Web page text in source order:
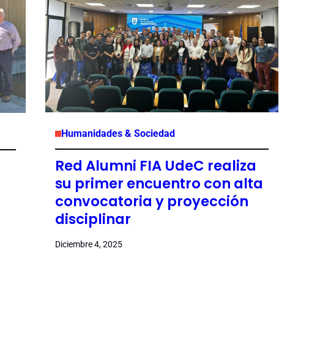
Humanidades & Sociedad
Red Alumni FIA UdeC realiza
su primer encuentro con alta
convocatoria y proyección
disciplinar
Diciembre 4, 2025